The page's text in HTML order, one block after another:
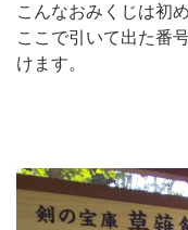
こんなおみくじは初
ここで引いて出た番
けます。